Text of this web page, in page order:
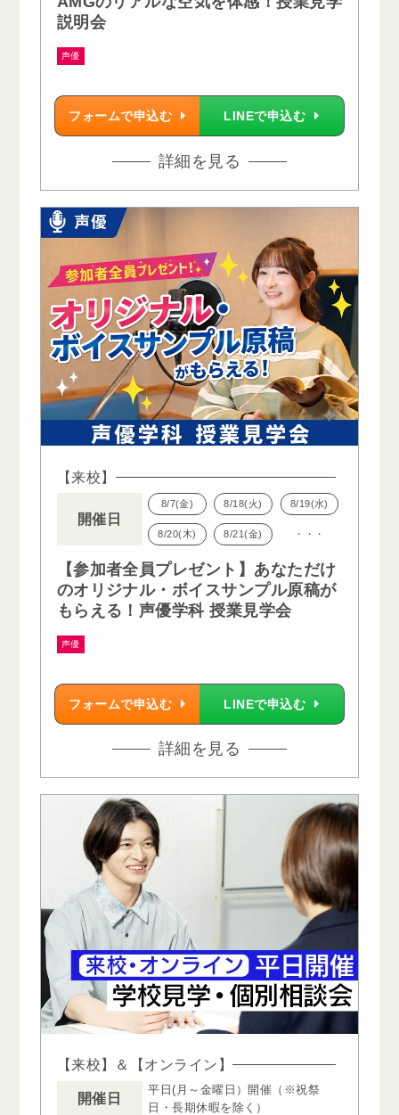
説明会
声優
フォームで申込む LINEで申込む
詳細を見る
【来校】
開催日
8/7(金) 8/18(火) 8/19(水)
8/20(木) 8/21(金) ・・・
【参加者全員プレゼント】あなただけ
のオリジナル・ボイスサンプル原稿が
もらえる！声優学科 授業見学会
声優
フォームで申込む LINEで申込む
詳細を見る
【来校】＆【オンライン】
開催日
平日(月～金曜日）開催（※祝祭
日・長期休暇を除く）